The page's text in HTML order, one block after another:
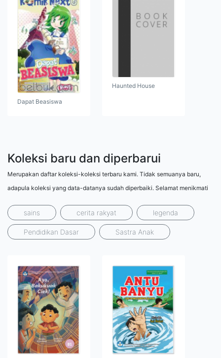
Dapat Beasiswa
Haunted House
Koleksi baru dan diperbarui
Merupakan daftar koleksi-koleksi terbaru kami. Tidak semuanya baru,
adapula koleksi yang data-datanya sudah diperbaiki. Selamat menikmati
sains cerita rakyat legenda
Pendidikan Dasar Sastra Anak